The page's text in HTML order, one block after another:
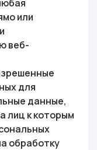
или
веб-
для
данные,
лиц к которым
обработку